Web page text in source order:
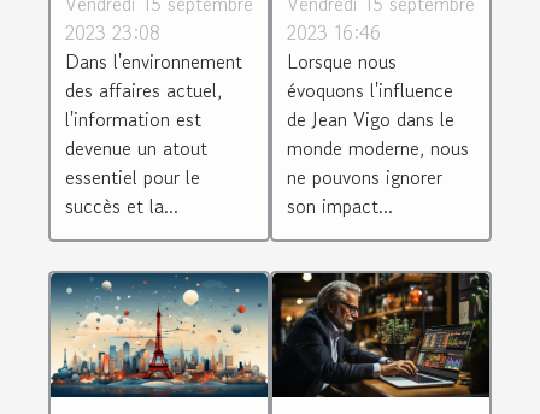
pour les
entreprises
2023 23:08
Dans l'environnement
des affaires actuel,
l'information est
devenue un atout
essentiel pour le
succès et la...
les
technologies
modernes, les
jeux et les
loisirs sur le
web
2023 16:46
Lorsque nous
évoquons l'influence
de Jean Vigo dans le
monde moderne, nous
ne pouvons ignorer
son impact...